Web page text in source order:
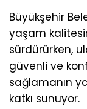
Büyükşehir
yaşam
sürdürürken,
güvenli ve
sağlamanın
katkı sunuyor.